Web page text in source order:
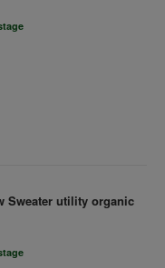
Sweater utility organic